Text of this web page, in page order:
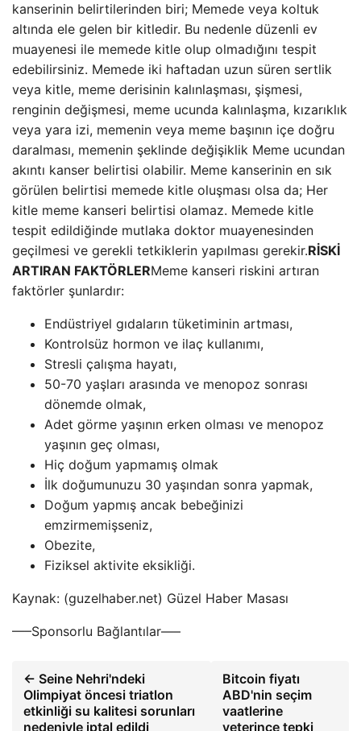
kanserinin belirtilerinden biri; Memede veya koltuk
altında ele gelen bir kitledir. Bu nedenle düzenli ev
muayenesi ile memede kitle olup olmadığını tespit
edebilirsiniz. Memede iki haftadan uzun süren sertlik
veya kitle, meme derisinin kalınlaşması, şişmesi,
renginin değişmesi, meme ucunda kalınlaşma, kızarıklık
veya yara izi, memenin veya meme başının içe doğru
daralması, memenin şeklinde değişiklik Meme ucundan
akıntı kanser belirtisi olabilir. Meme kanserinin en sık
görülen belirtisi memede kitle oluşması olsa da; Her
kitle meme kanseri belirtisi olamaz. Memede kitle
tespit edildiğinde mutlaka doktor muayenesinden
geçilmesi ve gerekli tetkiklerin yapılması gerekir.RİSKİ
ARTIRAN FAKTÖRLERMeme kanseri riskini artıran
faktörler şunlardır:
Endüstriyel gıdaların tüketiminin artması,
Kontrolsüz hormon ve ilaç kullanımı,
Stresli çalışma hayatı,
50-70 yaşları arasında ve menopoz sonrası
dönemde olmak,
Adet görme yaşının erken olması ve menopoz
yaşının geç olması,
Hiç doğum yapmamış olmak
İlk doğumunuzu 30 yaşından sonra yapmak,
Doğum yapmış ancak bebeğinizi
emzirmemişseniz,
Obezite,
Fiziksel aktivite eksikliği.
Kaynak: (guzelhaber.net) Güzel Haber Masası
—–Sponsorlu Bağlantılar—–
← Seine Nehri'ndeki
Olimpiyat öncesi triatlon
etkinliği su kalitesi sorunları
nedeniyle iptal edildi
Bitcoin fiyatı
ABD'nin seçim
vaatlerine
yeterince tepki